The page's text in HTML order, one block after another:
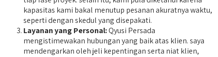
kapasitas kami bakal menutup pesanan akuratnya waktu,
seperti dengan skedul yang disepakati.
Layanan yang Personal:Qyusi Persada
mengistimewakan hubungan yang baik atas klien. saya
mendengarkan oleh jeli kepentingan serta niat klien,